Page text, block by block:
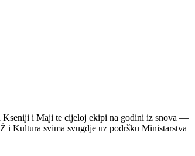
Kseniji i Maji te cijeloj ekipi na godini iz snova —
Kultura svima svugdje uz podršku Ministarstva